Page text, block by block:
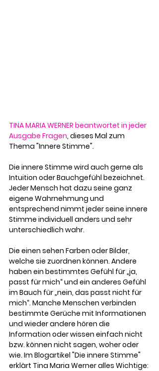
TINA MARIA WERNER beantwortet in jeder
Ausgabe Fragen, dieses Mal zum
Thema "Innere Stimme".
Die innere Stimme wird auch gerne als
Intuition oder Bauchgefühl bezeichnet.
Jeder Mensch hat dazu seine ganz
eigene Wahrnehmung und
entsprechend nimmt jeder seine innere
Stimme individuell anders und sehr
unterschiedlich wahr.
Die einen sehen Farben oder Bilder,
welche sie zuordnen können. Andere
haben ein bestimmtes Gefühl für „ja,
passt für mich“ und ein anderes Gefühl
im Bauch für „nein, das passt nicht für
mich“. Manche Menschen verbinden
bestimmte Gerüche mit Informationen
und wieder andere hören die
Information oder wissen einfach nicht
bzw. können nicht sagen, woher oder
wie. Im Blogartikel "Die innere Stimme"
erklärt Tina Maria Werner alles Wichtige: